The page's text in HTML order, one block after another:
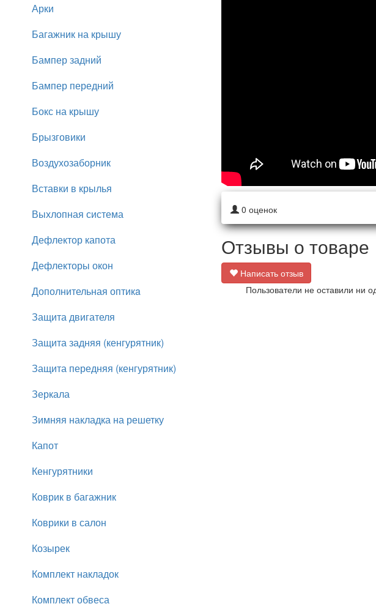
Арки
Багажник на крышу
Бампер задний
Бампер передний
Бокс на крышу
Брызговики
Воздухозаборник
Вставки в крылья
Выхлопная система
Дефлектор капота
Дефлекторы окон
Дополнительная оптикa
Защита двигателя
Защита задняя (кенгурятник)
Защита передняя (кенгурятник)
Зеркала
Зимняя накладка на решетку
Капот
Кенгурятники
Коврик в багажник
Коврики в салон
Козырек
Комплект накладок
Комплект обвеса
0 оценок
Отзывы о товаре
Написать отзыв
Пользователи не оставили ни